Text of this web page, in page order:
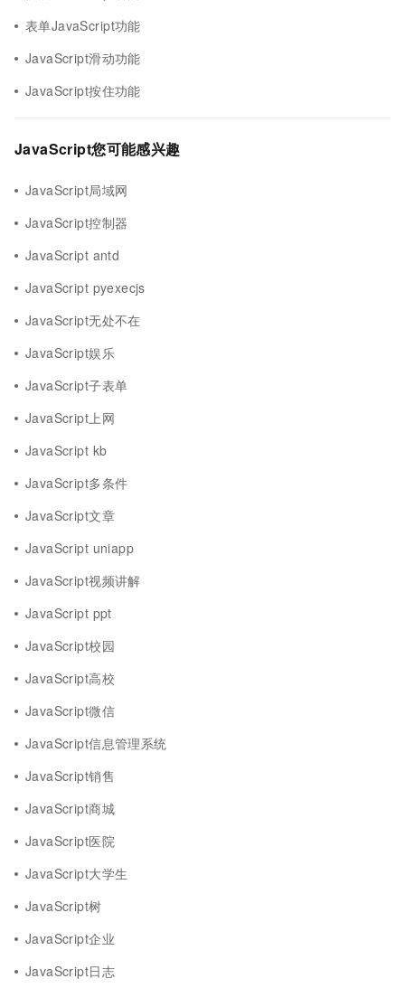
表单JavaScript功能
JavaScript滑动功能
JavaScript按住功能
JavaScript您可能感兴趣
JavaScript局域网
JavaScript控制器
JavaScript antd
JavaScript pyexecjs
JavaScript无处不在
JavaScript娱乐
JavaScript子表单
JavaScript上网
JavaScript kb
JavaScript多条件
JavaScript文章
JavaScript uniapp
JavaScript视频讲解
JavaScript ppt
JavaScript校园
JavaScript高校
JavaScript微信
JavaScript信息管理系统
JavaScript销售
JavaScript商城
JavaScript医院
JavaScript大学生
JavaScript树
JavaScript企业
JavaScript日志